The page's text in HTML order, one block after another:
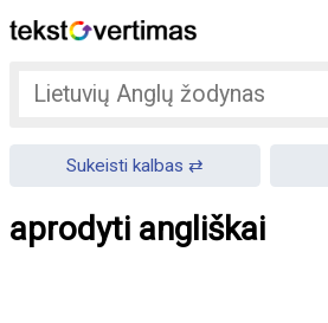
Sukeisti kalbas
aprodyti angliškai